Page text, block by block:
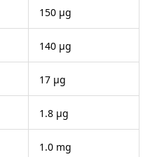
150 μg
140 μg
17 μg
1.8 μg
1.0 mg